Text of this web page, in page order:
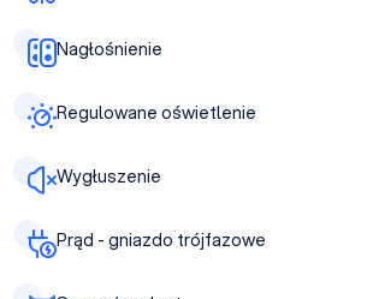
Nagłośnienie
Regulowane oświetlenie
Wygłuszenie
Prąd - gniazdo trójfazowe